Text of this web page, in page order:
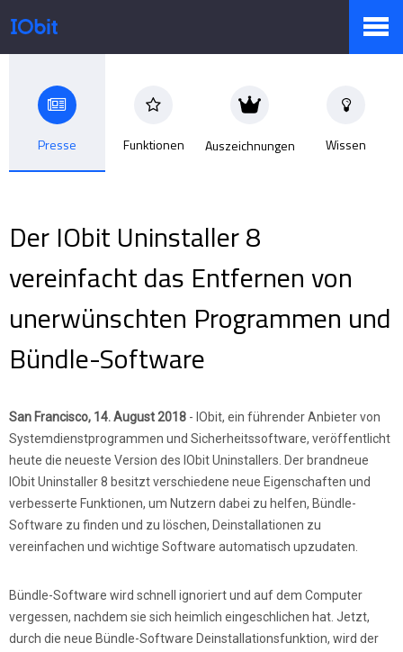
Produkte
Sale
Presseraum
Support
Presse Funktionen Auszeichnungen Wissen
Der IObit Uninstaller 8
vereinfacht das Entfernen von
unerwünschten Programmen und
Bündle-Software
San Francisco, 14. August 2018 - IObit, ein führender Anbieter von
Systemdienstprogrammen und Sicherheitssoftware, veröffentlicht
heute die neueste Version des IObit Uninstallers. Der brandneue
IObit Uninstaller 8 besitzt verschiedene neue Eigenschaften und
verbesserte Funktionen, um Nutzern dabei zu helfen, Bündle-
Software zu finden und zu löschen, Deinstallationen zu
vereinfachen und wichtige Software automatisch upzudaten.
Bündle-Software wird schnell ignoriert und auf dem Computer
vergessen, nachdem sie sich heimlich eingeschlichen hat. Jetzt,
durch die neue Bündle-Software Deinstallationsfunktion, wird der